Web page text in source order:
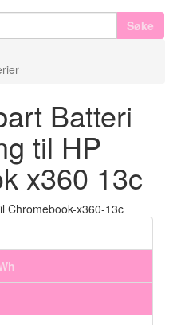
Søke
Batteri
til HP
x360 13c